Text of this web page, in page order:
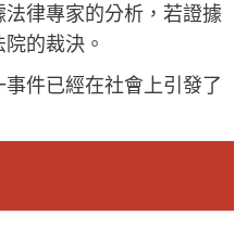
律專家的分析，若證據
的裁決。
件已經在社會上引發了